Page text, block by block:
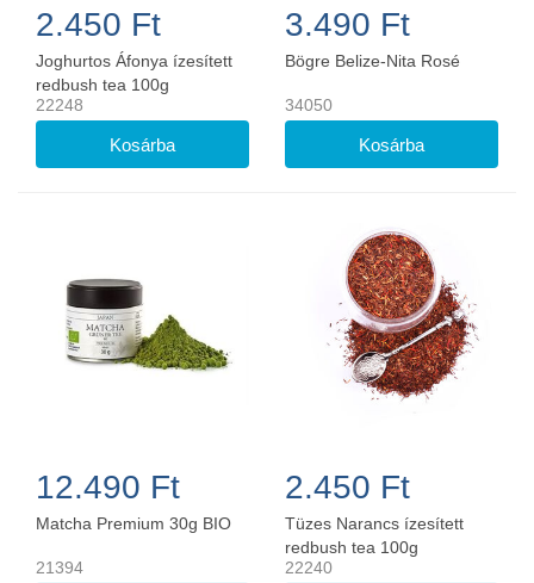
2.450 Ft
Joghurtos Áfonya ízesített
redbush tea 100g
22248
3.490 Ft
Bögre Belize-Nita Rosé
34050
12.490 Ft
Matcha Premium 30g BIO
21394
2.450 Ft
Tüzes Narancs ízesített
redbush tea 100g
22240